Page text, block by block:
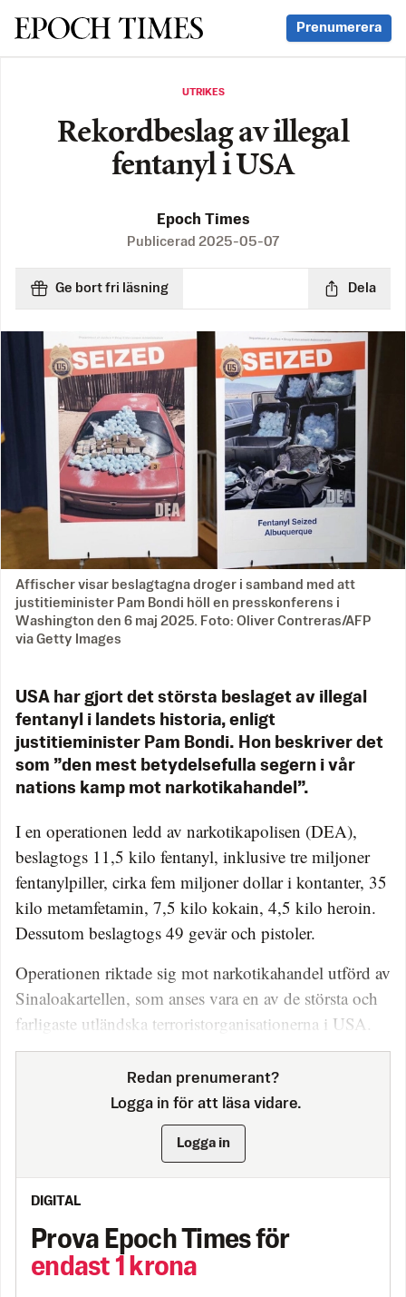
Svenska Epoch Times Prenumerera
UTRIKES
Rekordbeslag av illegal
fentanyl i USA
Epoch Times
Publicerad 2025-05-07
Ge bort fri läsning Dela
Affischer visar beslagtagna droger i samband med att
justitieminister Pam Bondi höll en presskonferens i
Washington den 6 maj 2025. Foto: Oliver Contreras/AFP
via Getty Images
USA har gjort det största beslaget av illegal
fentanyl i landets historia, enligt
justitieminister Pam Bondi. Hon beskriver det
som ”den mest betydelsefulla segern i vår
nations kamp mot narkotikahandel”.
I en operationen ledd av narkotikapolisen (DEA),
beslagtogs 11,5 kilo fentanyl, inklusive tre miljoner
fentanylpiller, cirka fem miljoner dollar i kontanter, 35
kilo metamfetamin, 7,5 kilo kokain, 4,5 kilo heroin.
Dessutom beslagtogs 49 gevär och pistoler.
Operationen riktade sig mot narkotikahandel utförd av
Sinaloakartellen, som anses vara en av de största och
farligaste utländska terroristorganisationerna i USA.
Redan prenumerant?
Logga in för att läsa vidare.
Logga in
DIGITAL
Prova Epoch Times för
endast 1 krona